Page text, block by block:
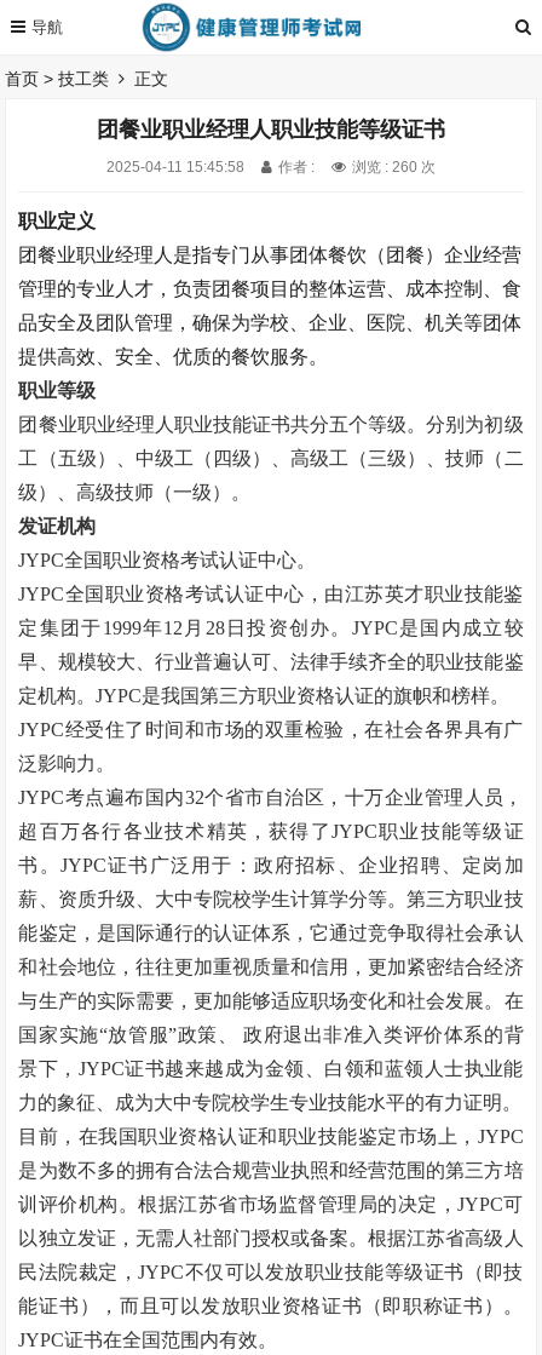
首页 >技工类 正文
团餐业职业经理人职业技能等级证书
2025-04-11 15:45:58 作者 : 浏览 : 260 次
职业定义
团餐业职业经理人是指专门从事团体餐饮（团餐）企业经营
管理的专业人才，负责团餐项目的整体运营、成本控制、食
品安全及团队管理，确保为学校、企业、医院、机关等团体
提供高效、安全、优质的餐饮服务。
职业等级
团餐业职业经理人职业技能证书共分五个等级。分别为初级
工（五级）、中级工（四级）、高级工（三级）、技师（二
级）、高级技师（一级）。
发证机构
JYPC全国职业资格考试认证中心。
JYPC全国职业资格考试认证中心，由江苏英才职业技能鉴
定集团于1999年12月28日投资创办。JYPC是国内成立较
早、规模较大、行业普遍认可、法律手续齐全的职业技能鉴
定机构。JYPC是我国第三方职业资格认证的旗帜和榜样。
JYPC经受住了时间和市场的双重检验，在社会各界具有广
泛影响力。
JYPC考点遍布国内32个省市自治区，十万企业管理人员，
超百万各行各业技术精英，获得了JYPC职业技能等级证
书。JYPC证书广泛用于：政府招标、企业招聘、定岗加
薪、资质升级、大中专院校学生计算学分等。第三方职业技
能鉴定，是国际通行的认证体系，它通过竞争取得社会承认
和社会地位，往往更加重视质量和信用，更加紧密结合经济
与生产的实际需要，更加能够适应职场变化和社会发展。在
国家实施“放管服”政策、
政府退出非准入类评价体系的背
景下，JYPC证书越来越成为金领、白领和蓝领人士执业能
力的象征、成为大中专院校学生专业技能水平的有力证明。
目前，在我国职业资格认证和职业技能鉴定市场上， JYPC
是为数不多的拥有合法合规营业执照和经营范围的第三方培
训评价机构。根据江苏省市场监督管理局的决定，JYPC可
以独立发证，无需人社部门授权或备案。根据江苏省高级人
民法院裁定，JYPC不仅可以发放职业技能等级证书（即技
能证书），而且可以发放职业资格证书（即职称证书）。
JYPC证书在全国范围内有效。